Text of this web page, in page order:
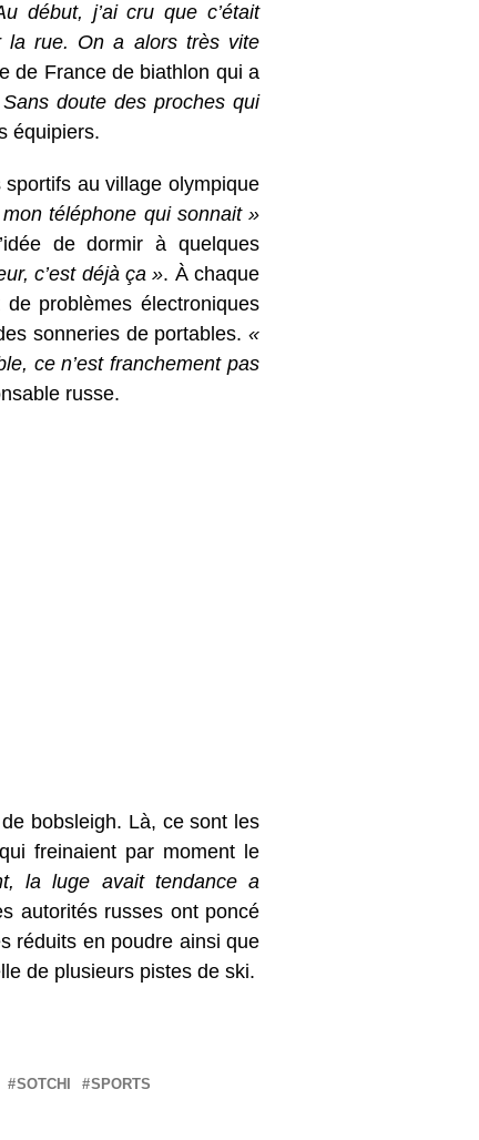
début, j’ai cru que c’était
la rue. On a alors très vite
de France de biathlon qui a
doute des proches qui
équipiers.
sportifs au village olympique
téléphone qui sonnait »
de dormir à quelques
c’est déjà ça ». À chaque
problèmes électroniques
sonneries de portables. «
ce n’est franchement pas
russe.
bobsleigh. Là, ce sont les
freinaient par moment le
la luge avait tendance a
autorités russes ont poncé
réduits en poudre ainsi que
de plusieurs pistes de ski.
SOTCHI SPORTS